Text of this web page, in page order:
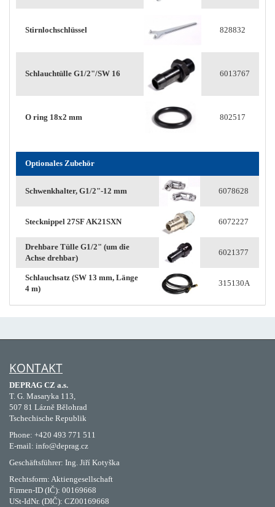
Stirnlochschlüssel 828832
Schlauchtülle G1/2"/SW 16 6013767
O ring 18x2 mm 802517
Optionales Zubehör
Schwenkhalter, G1/2"-12 mm 6078628
Stecknippel 27SF AK21SXN 6072227
Drehbare Tülle G1/2" (um die
Achse drehbar)
6021377
Schlauchsatz (SW 13 mm, Länge
4 m)
315130A
KONTAKT
DEPRAG CZ a.s.
T. G. Masaryka 113,
507 81 Lázně Bělohrad
Tschechische Republik
Phone: +420 493 771 511
E-mail: info@deprag.cz
Geschäftsführer: Ing. Jiří Kotyška
Rechtsform: Aktiengesellschaft
Firmen-ID (IČ): 00169668
USt-IdNr. (DIČ): CZ00169668